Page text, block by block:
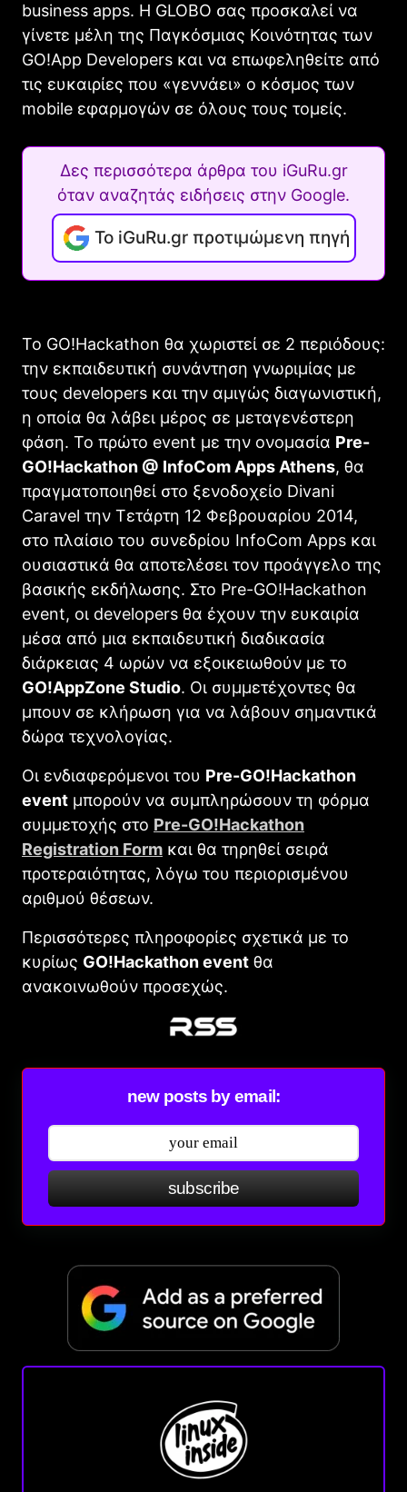
business apps. Η GLOBO σας προσκαλεί να
γίνετε μέλη της Παγκόσμιας Κοινότητας των
GO!App Developers και να επωφεληθείτε από
τις ευκαιρίες που «γεννάει» ο κόσμος των
mobile εφαρμογών σε όλους τους τομείς.
Δες περισσότερα άρθρα του iGuRu.gr
όταν αναζητάς ειδήσεις στην Google.
Το iGuRu.gr προτιμώμενη πηγή
Το GO!Hackathon θα χωριστεί σε 2 περιόδους:
την εκπαιδευτική συνάντηση γνωριμίας με
τους developers και την αμιγώς διαγωνιστική,
η οποία θα λάβει μέρος σε μεταγενέστερη
φάση. Το πρώτο event με την ονομασία Pre-
GO!Hackathon @ InfoCom Apps Athens, θα
πραγματοποιηθεί στο ξενοδοχείο Divani
Caravel την Τετάρτη 12 Φεβρουαρίου 2014,
στο πλαίσιο του συνεδρίου InfoCom Apps και
ουσιαστικά θα αποτελέσει τον προάγγελο της
βασικής εκδήλωσης. Στο Pre-GO!Hackathon
event, οι developers θα έχουν την ευκαιρία
μέσα από μια εκπαιδευτική διαδικασία
διάρκειας 4 ωρών να εξοικειωθούν με το
GO!AppZone Studio. Οι συμμετέχοντες θα
μπουν σε κλήρωση για να λάβουν σημαντικά
δώρα τεχνολογίας.
Οι ενδιαφερόμενοι του Pre-GO!Hackathon
event μπορούν να συμπληρώσουν τη φόρμα
συμμετοχής στο Pre-GO!Hackathon
Registration Form και θα τηρηθεί σειρά
προτεραιότητας, λόγω του περιορισμένου
αριθμού θέσεων.
Περισσότερες πληροφορίες σχετικά με το
κυρίως GO!Hackathon event θα
ανακοινωθούν προσεχώς.
new posts by email:
subscribe